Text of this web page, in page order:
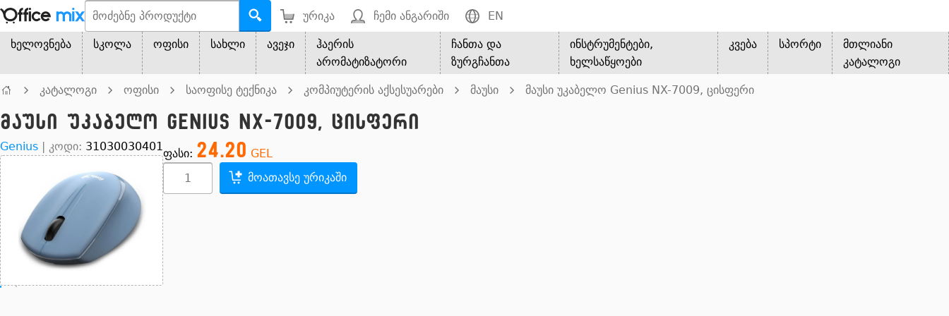
ურიკა ჩემი ანგარიში EN
ხელოვნება სკოლა ოფისი სახლი ავეჯი
ჰაერის
არომატიზატორი
ჩანთა და
ზურგჩანთა
ინსტრუმენტები,
ხელსაწყოები
კვება სპორტი
მთლიანი
კატალოგი
კატალოგი ოფისი საოფისე ტექნიკა კომპიუტერის აქსესუარები მაუსი მაუსი უკაბელო Genius NX-7009, ცისფერი
მაუსი უკაბელო Genius NX-7009, ცისფერი
Genius | კოდი: 31030030401
ფასი: 24.20 GEL
მოათავსე ურიკაში